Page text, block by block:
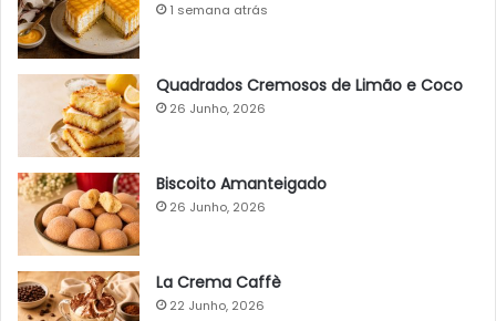
1 semana atrás
Quadrados Cremosos de Limão e Coco
26 Junho, 2026
Biscoito Amanteigado
26 Junho, 2026
La Crema Caffè
22 Junho, 2026